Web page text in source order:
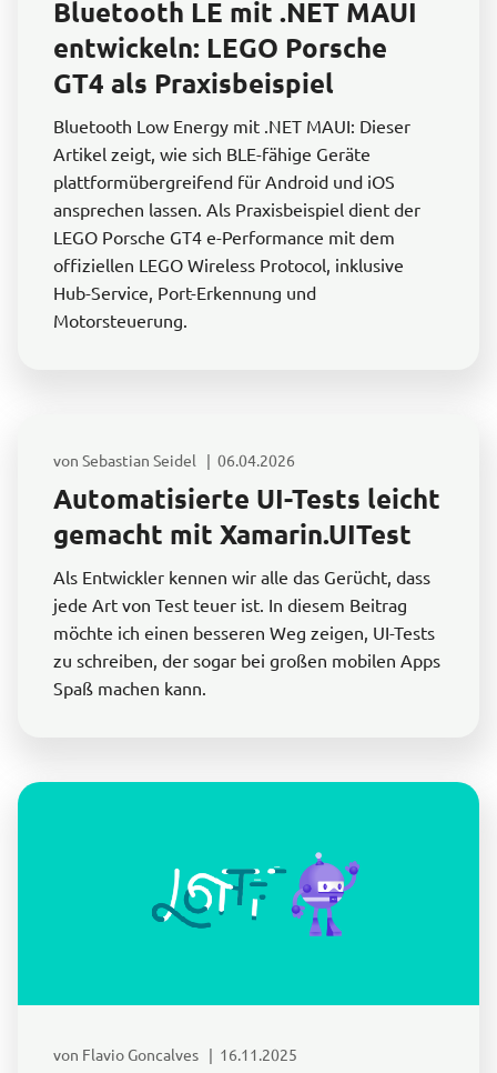
Bluetooth LE mit .NET MAUI
entwickeln: LEGO Porsche
GT4 als Praxisbeispiel
Bluetooth Low Energy mit .NET MAUI: Dieser
Artikel zeigt, wie sich BLE-fähige Geräte
plattformübergreifend für Android und iOS
ansprechen lassen. Als Praxisbeispiel dient der
LEGO Porsche GT4 e-Performance mit dem
offiziellen LEGO Wireless Protocol, inklusive
Hub-Service, Port-Erkennung und
Motorsteuerung.
von Sebastian Seidel | 06.04.2026
Automatisierte UI-Tests leicht
gemacht mit Xamarin.UITest
Als Entwickler kennen wir alle das Gerücht, dass
jede Art von Test teuer ist. In diesem Beitrag
möchte ich einen besseren Weg zeigen, UI-Tests
zu schreiben, der sogar bei großen mobilen Apps
Spaß machen kann.
von Flavio Goncalves | 16.11.2025